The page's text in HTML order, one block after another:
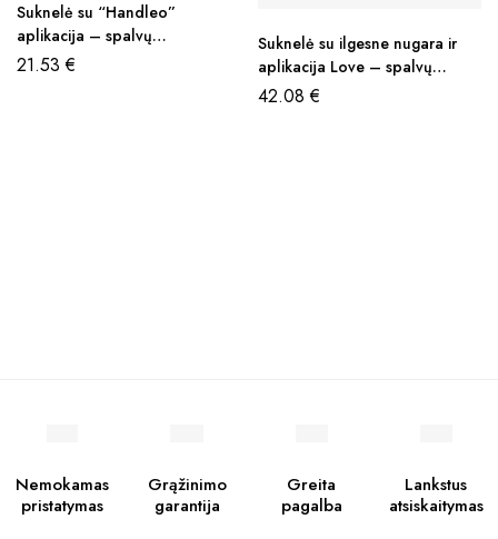
Suknelė su “Handleo”
aplikacija – spalvų
pasirinkimas
21.53€
Suknelė su ilgesne nugara ir
aplikacija Love – spalvų
pasirinkimas
42.08€
Nemokamas
pristatymas
Grąžinimo
garantija
Greita
pagalba
Lankstus
atsiskaitymas